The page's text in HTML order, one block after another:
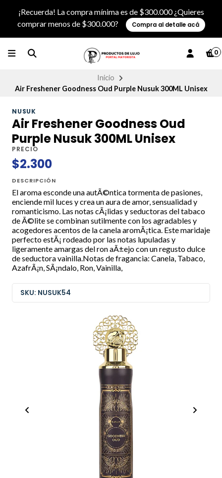
¡Recuerda! La compra mínima es de $300.000 ¿Quieres
comprar menos de $300.000?
Compra al detalle acá
0
Inicio
Air Freshener Goodness Oud Purple Nusuk 300ML Unisex
NUSUK
Air Freshener Goodness Oud
Purple Nusuk 300ML Unisex
PRECIO
$2.300
DESCRIPCIÓN
El aroma esconde una autÃ©ntica tormenta de pasiones,
enciende mil luces y crea un aura de amor, sensualidad y
romanticismo. Las notas cÃ¡lidas y seductoras del tabaco
de Ã©lite se combinan sutilmente con los agradables y
acogedores acentos de la canela aromÃ¡tica. Este maridaje
perfecto estÃ¡ rodeado por las notas lupuladas y
ligeramente amargas del ron aÃ±ejo con un regusto dulce
de seductora vainilla.Notas de fragancia: Canela, Tabaco,
AzafrÃ¡n, SÃ¡ndalo, Ron, Vainilla,
SKU: NUSUK54